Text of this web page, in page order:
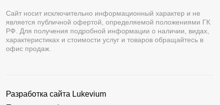
Сайт носит исключительно информационный характер и не
является публичной офертой, определяемой положениями ГК
РФ. Для получения подробной информации о наличии, видах,
характеристиках и стоимости услуг и товаров обращайтесь в
офис продаж.
Разработка сайта Lukevium